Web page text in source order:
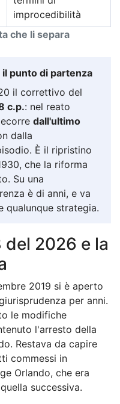
che li separa
improcedibilità
il punto di partenza
il correttivo del
c.p.: nel reato
dall'ultimo
dalla
È il ripristino
che la riforma
Su una
è di anni, e va
qualunque strategia.
del 2026 e la
2019 si è aperto
per anni.
le modifiche
l'arresto della
Restava da capire
commessi in
Orlando, che era
successiva.